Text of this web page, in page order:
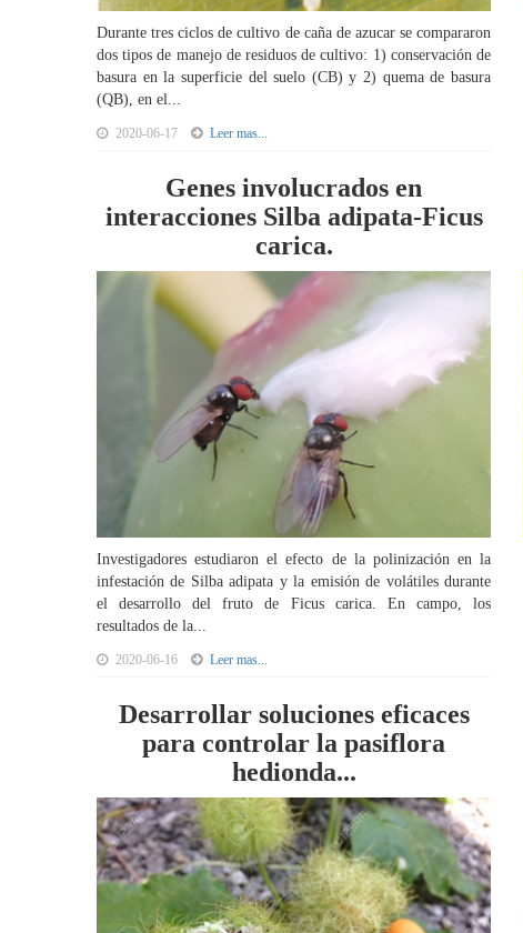
Durante tres ciclos de cultivo de caña de azucar se compararon
dos tipos de manejo de residuos de cultivo: 1) conservación de
basura en la superficie del suelo (CB) y 2) quema de basura
(QB), en el...
2020-06-17 Leer mas...
Genes involucrados en
interacciones Silba adipata-Ficus
carica.
Investigadores estudiaron el efecto de la polinización en la
infestación de Silba adipata y la emisión de volátiles durante
el desarrollo del fruto de Ficus carica. En campo, los
resultados de la...
2020-06-16 Leer mas...
Desarrollar soluciones eficaces
para controlar la pasiflora
hedionda...